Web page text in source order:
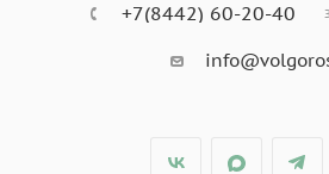
+7(8442) 60-20-40